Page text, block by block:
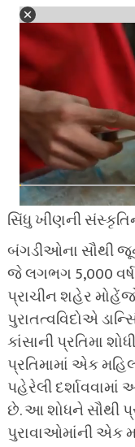
સિંધુ ખીણની
બંગડીઓના સૌથી
જે લગભગ 5,000 વર્ષ
પ્રાચીન શહેર
પુરાતત્વવિદોએ
કાંસાની પ્રતિમા
પ્રતિમામાં એક
પહેરેલી
છે. આ શોધને સૌથી
પુરાવાઓમાંની એક